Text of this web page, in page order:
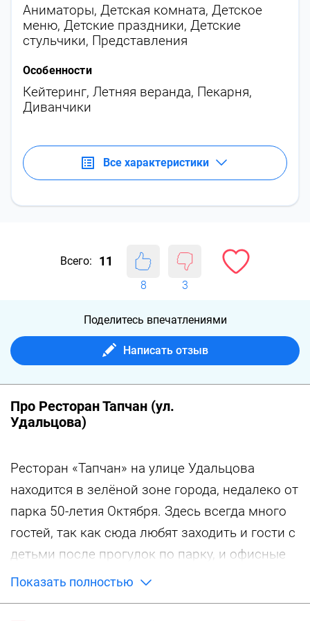
Аниматоры, Детская комната, Детское
меню, Детские праздники, Детские
стульчики, Представления
Особенности
Кейтеринг, Летняя веранда, Пекарня,
Диванчики
Все характеристики
Всего: 11
8 3
Поделитесь впечатлениями
Написать отзыв
Про Ресторан Тапчан (ул.
Удальцова)
Ресторан «Тапчан» на улице Удальцова
находится в зелёной зоне города, недалеко от
парка 50-летия Октября. Здесь всегда много
гостей, так как сюда любят заходить и гости с
детьми после прогулок по парку, и офисные
работники для проведения деловых
Показать полностью